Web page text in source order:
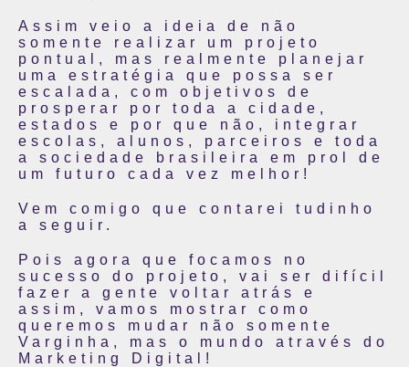
Assim veio a ideia de não
somente realizar um projeto
pontual, mas realmente planejar
uma estratégia que possa ser
escalada, com objetivos de
prosperar por toda a cidade,
estados e por que não, integrar
escolas, alunos, parceiros e toda
a sociedade brasileira em prol de
um futuro cada vez melhor!
Vem comigo que contarei tudinho
a seguir.
Pois agora que focamos no
sucesso do projeto, vai ser difícil
fazer a gente voltar atrás e
assim, vamos mostrar como
queremos mudar não somente
Varginha, mas o mundo através do
Marketing Digital!